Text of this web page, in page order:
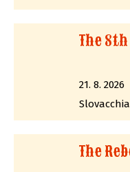
The
21. 8. 2026
Slovacchia
The